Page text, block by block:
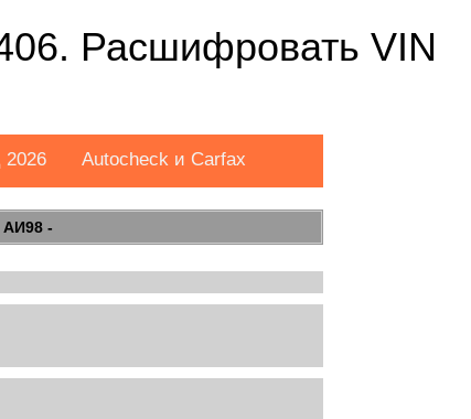
Расшифровать VIN
Autocheck и Carfax
-